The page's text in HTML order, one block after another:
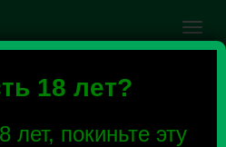
18 лет?
лет, покиньте эту
на сервисе